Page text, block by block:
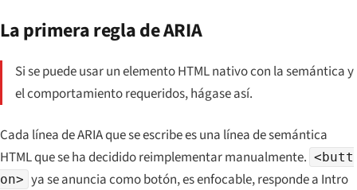
La primera regla de ARIA
Si se puede usar un elemento HTML nativo con la semántica y
el comportamiento requeridos, hágase así.
Cada línea de ARIA que se escribe es una línea de semántica
HTML que se ha decidido reimplementar manualmente. <butt
on> ya se anuncia como botón, es enfocable, responde a Intro